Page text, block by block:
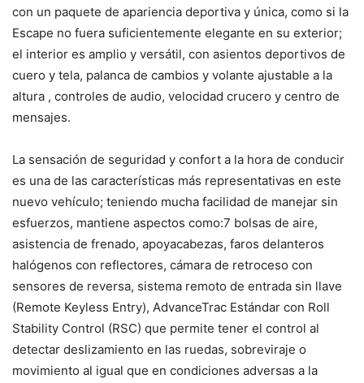
con un paquete de apariencia deportiva y única, como si la
Escape no fuera suficientemente elegante en su exterior;
el interior es amplio y versátil, con asientos deportivos de
cuero y tela, palanca de cambios y volante ajustable a la
altura , controles de audio, velocidad crucero y centro de
mensajes.
La sensación de seguridad y confort a la hora de conducir
es una de las características más representativas en este
nuevo vehículo; teniendo mucha facilidad de manejar sin
esfuerzos, mantiene aspectos como:7 bolsas de aire,
asistencia de frenado, apoyacabezas, faros delanteros
halógenos con reflectores, cámara de retroceso con
sensores de reversa, sistema remoto de entrada sin llave
(Remote Keyless Entry), AdvanceTrac Estándar con Roll
Stability Control (RSC) que permite tener el control al
detectar deslizamiento en las ruedas, sobreviraje o
movimiento al igual que en condiciones adversas a la